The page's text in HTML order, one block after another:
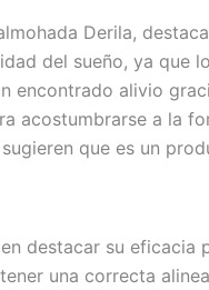
Derila,
del sueño, ya
encontrado alivio
acostumbrarse a la
que es un
destacar su
una correcta